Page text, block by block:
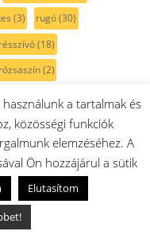
(3) rugó(30)
résszívó(18)
rózsaszín(2)
rúdmixerszár
(1)
(6) serie 8(9)
(18) skil(8)
(1) spray(1) stift
a tartalmak és
közösségi funkciók
elemzéséhez. A
Ön hozzájárul a sütik
Elutasítom